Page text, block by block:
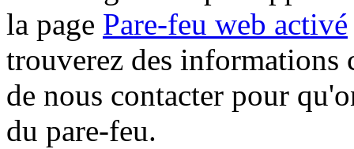
la page Pare-feu web activé
trouverez des informations
de nous contacter pour
du pare-feu.